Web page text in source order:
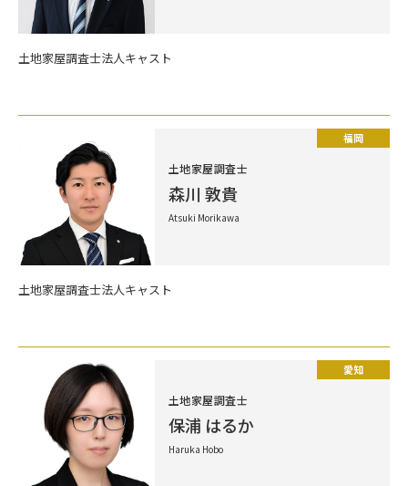
土地家屋調査士法人キャスト
土地家屋調査士
森川 敦貴
Atsuki Morikawa
福岡
土地家屋調査士法人キャスト
土地家屋調査士
保浦 はるか
Haruka Hobo
愛知